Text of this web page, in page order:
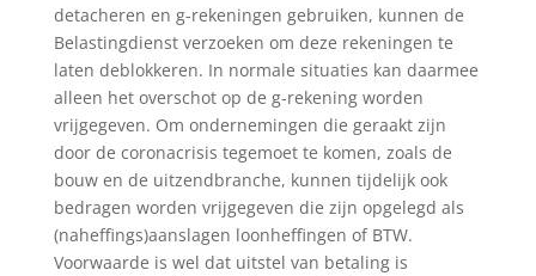
detacheren en g-rekeningen gebruiken, kunnen de
Belastingdienst verzoeken om deze rekeningen te
laten deblokkeren. In normale situaties kan daarmee
alleen het overschot op de g-rekening worden
vrijgegeven. Om ondernemingen die geraakt zijn
door de coronacrisis tegemoet te komen, zoals de
bouw en de uitzendbranche, kunnen tijdelijk ook
bedragen worden vrijgegeven die zijn opgelegd als
(naheffings)aanslagen loonheffingen of BTW.
Voorwaarde is wel dat uitstel van betaling is